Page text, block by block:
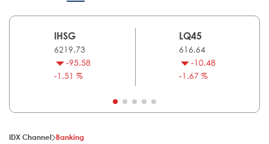
IHSG
6219.73
-95.58
-1.51 %
LQ45
616.64
-10.48
-1.67 %
IDX Channel Banking